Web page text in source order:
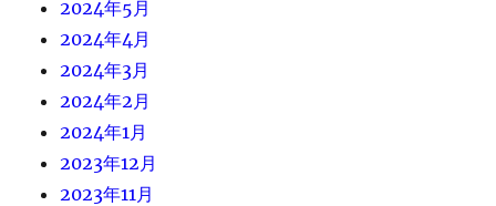
2024年5月
2024年4月
2024年3月
2024年2月
2024年1月
2023年12月
2023年11月